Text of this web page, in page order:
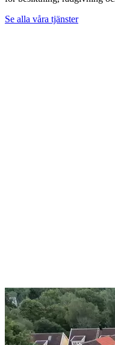
Se alla våra tjänster